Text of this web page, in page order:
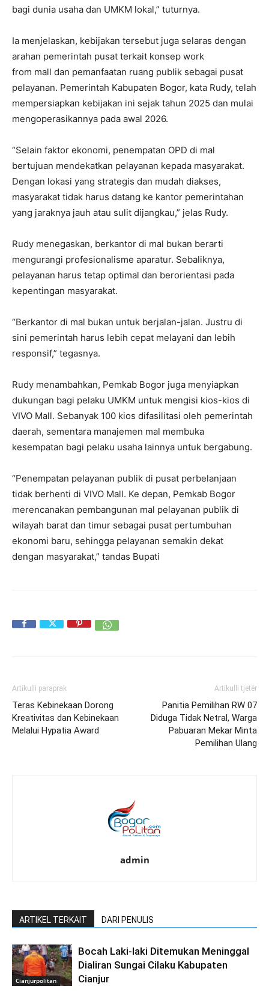
bagi dunia usaha dan UMKM lokal,” tuturnya.
Ia menjelaskan, kebijakan tersebut juga selaras dengan
arahan pemerintah pusat terkait konsep work
from mall dan pemanfaatan ruang publik sebagai pusat
pelayanan. Pemerintah Kabupaten Bogor, kata Rudy, telah
mempersiapkan kebijakan ini sejak tahun 2025 dan mulai
mengoperasikannya pada awal 2026.
“Selain faktor ekonomi, penempatan OPD di mal
bertujuan mendekatkan pelayanan kepada masyarakat.
Dengan lokasi yang strategis dan mudah diakses,
masyarakat tidak harus datang ke kantor pemerintahan
yang jaraknya jauh atau sulit dijangkau,” jelas Rudy.
Rudy menegaskan, berkantor di mal bukan berarti
mengurangi profesionalisme aparatur. Sebaliknya,
pelayanan harus tetap optimal dan berorientasi pada
kepentingan masyarakat.
“Berkantor di mal bukan untuk berjalan-jalan. Justru di
sini pemerintah harus lebih cepat melayani dan lebih
responsif,” tegasnya.
Rudy menambahkan, Pemkab Bogor juga menyiapkan
dukungan bagi pelaku UMKM untuk mengisi kios-kios di
VIVO Mall. Sebanyak 100 kios difasilitasi oleh pemerintah
daerah, sementara manajemen mal membuka
kesempatan bagi pelaku usaha lainnya untuk bergabung.
“Penempatan pelayanan publik di pusat perbelanjaan
tidak berhenti di VIVO Mall. Ke depan, Pemkab Bogor
merencanakan pembangunan mal pelayanan publik di
wilayah barat dan timur sebagai pusat pertumbuhan
ekonomi baru, sehingga pelayanan semakin dekat
dengan masyarakat,” tandas Bupati
Artikulli paraprak
Teras Kebinekaan Dorong
Kreativitas dan Kebinekaan
Melalui Hypatia Award
Artikulli tjetër
Panitia Pemilihan RW 07
Diduga Tidak Netral, Warga
Pabuaran Mekar Minta
Pemilihan Ulang
admin
ARTIKEL TERKAIT DARI PENULIS
Cianjurpolitan
Bocah Laki-laki Ditemukan Meninggal
Dialiran Sungai Cilaku Kabupaten
Cianjur